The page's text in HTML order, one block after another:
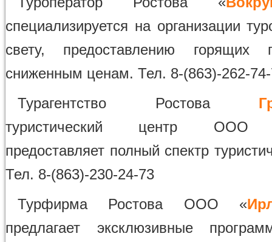
специализируется на организации
свету, предоставлению горящих
сниженным ценам. Тел. 8-(863)-262-
Турагентство Ростова
туристический центр ООО
предоставляет полный спектр
Тел. 8-(863)-230-24-73
Турфирма Ростова ООО «
предлагает эксклюзивные